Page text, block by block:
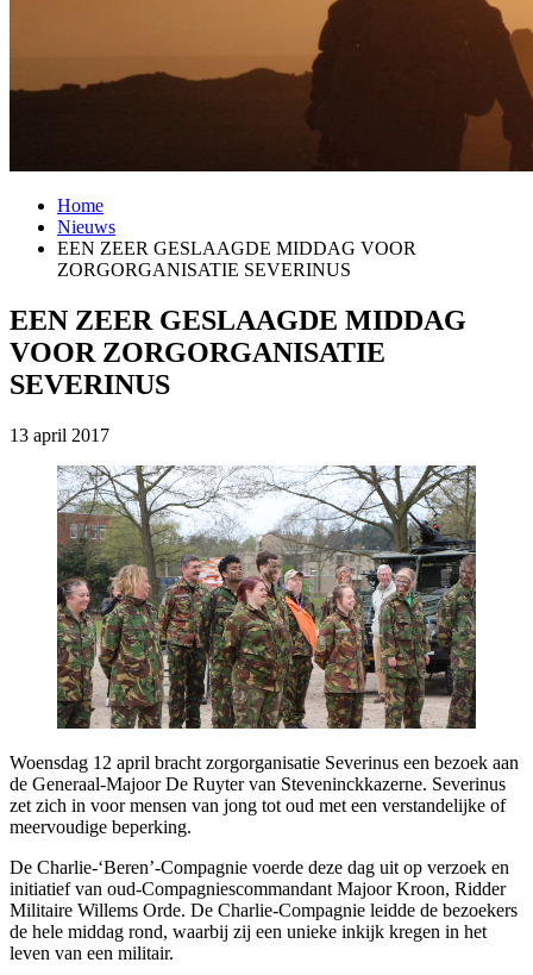
Home
Nieuws
EEN ZEER GESLAAGDE MIDDAG VOOR
ZORGORGANISATIE SEVERINUS
EEN ZEER GESLAAGDE MIDDAG
VOOR ZORGORGANISATIE
SEVERINUS
13 april 2017
Woensdag 12 april bracht zorgorganisatie Severinus een bezoek aan
de Generaal-Majoor De Ruyter van Steveninckkazerne. Severinus
zet zich in voor mensen van jong tot oud met een verstandelijke of
meervoudige beperking.
De Charlie-‘Beren’-Compagnie voerde deze dag uit op verzoek en
initiatief van oud-Compagniescommandant Majoor Kroon, Ridder
Militaire Willems Orde. De Charlie-Compagnie leidde de bezoekers
de hele middag rond, waarbij zij een unieke inkijk kregen in het
leven van een militair.